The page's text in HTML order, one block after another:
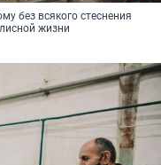
без всякого стеснения
жизни